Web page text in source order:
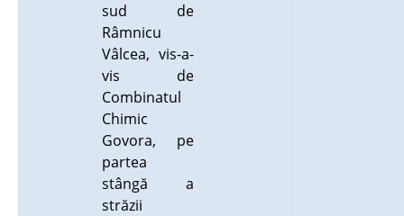
sud de
Râmnicu
Vâlcea, vis-a-
vis de
Combinatul
Chimic
Govora, pe
partea
stângă a
străzii